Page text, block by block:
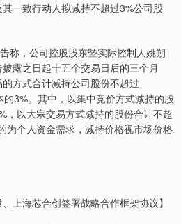
一致行动人拟减持不超过3%公司股
，公司控股股东暨实际控制人姚朔
露之日起十五个交易日后的三个月
方式合计减持公司股份不超过
3%。其中，以集中竞价方式减持的股
，以大宗交易方式减持的股份合计不超
为个人资金需求，减持价格视市场价格
海芯合创签署战略合作框架协议】